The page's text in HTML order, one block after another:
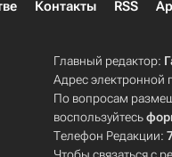
Контакты RSS
Главный редактор:
Адрес электронной
По вопросам
воспользуйтесь
Телефон Редакции: